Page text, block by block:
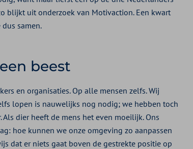
blijkt uit onderzoek van Motivaction. Een kwart
samen.
beest
en organisaties. Op alle mensen zelfs. Wij
lopen is nauwelijks nog nodig; we hebben toch
dier heeft de mens het even moeilijk. Ons
hoe kunnen we onze omgeving zo aanpassen
dat er niets gaat boven de gestrekte positie op